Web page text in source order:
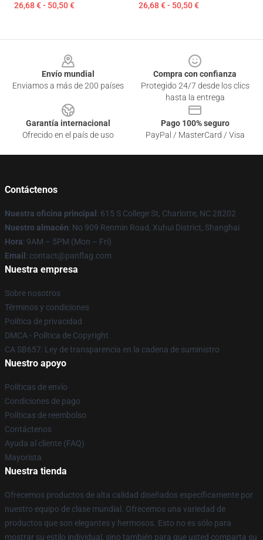
26,68 € - 50,50 € 26,68 € - 50,50 €
Envío mundial
Enviamos a más de 200 países
Compra con confianza
Protegido 24/7 desde los clics
hasta la entrega
Garantía internacional
Ofrecido en el país de uso
Pago 100% seguro
PayPal / MasterCard / Visa
Contáctenos
Nuestra oficina principal : 615 S College St, Charlotte, NC 28202
Nuestro almacén: No 909 Renmin Road, Xuhui District, Shanghai
Hora: 9AM – 5PM (Mon – Fri)
Email : contact@panflag.com
Nuestra empresa
Sobre nosotros
Términos y condiciones
Política de privacidad
DMCA - Política de Copyright
CA SB657: Ley de transparencia en la cadena de suministro
Nuestro apoyo
Políticas de envío
Condiciones de pago
Políticas de reembolso
Contáctenos
Ayuda al cliente (FAQ)
Mayorista
Nuestra tienda
Ofrecemos productos de alta calidad diseñados específicamente por
nuestro equipo de clase mundial. Ofrecemos una variedad de
productos que son elegantes y hermosos. Esto no es sólo para
mostrar su estilo individual, sino también para que usted comparta su